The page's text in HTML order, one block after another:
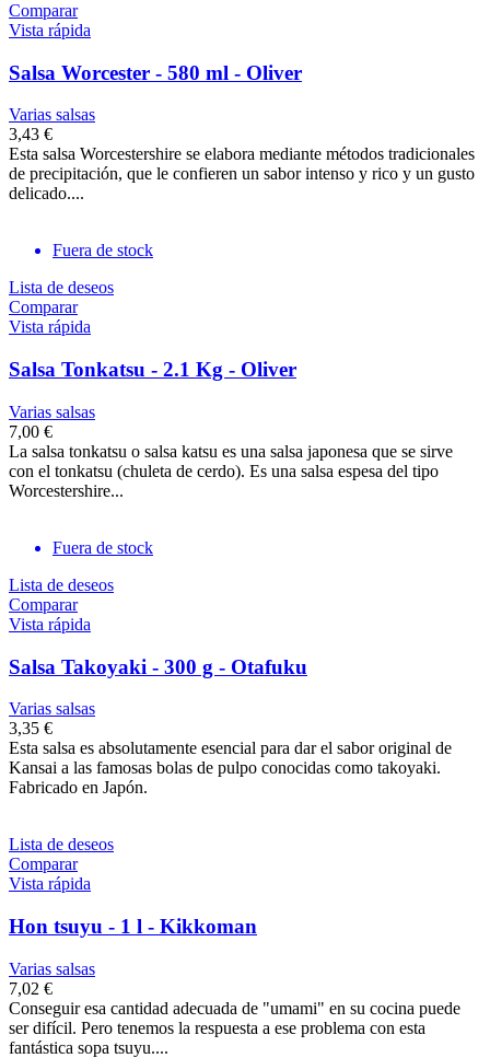
Comparar
Vista rápida
Salsa Worcester - 580 ml - Oliver
Varias salsas
3,43 €
Esta salsa Worcestershire se elabora mediante métodos tradicionales
de precipitación, que le confieren un sabor intenso y rico y un gusto
delicado....
Fuera de stock
Lista de deseos
Comparar
Vista rápida
Salsa Tonkatsu - 2.1 Kg - Oliver
Varias salsas
7,00 €
La salsa tonkatsu o salsa katsu es una salsa japonesa que se sirve
con el tonkatsu (chuleta de cerdo). Es una salsa espesa del tipo
Worcestershire...
Fuera de stock
Lista de deseos
Comparar
Vista rápida
Salsa Takoyaki - 300 g - Otafuku
Varias salsas
3,35 €
Esta salsa es absolutamente esencial para dar el sabor original de
Kansai a las famosas bolas de pulpo conocidas como takoyaki.
Fabricado en Japón.
Lista de deseos
Comparar
Vista rápida
Hon tsuyu - 1 l - Kikkoman
Varias salsas
7,02 €
Conseguir esa cantidad adecuada de "umami" en su cocina puede
ser difícil. Pero tenemos la respuesta a ese problema con esta
fantástica sopa tsuyu....